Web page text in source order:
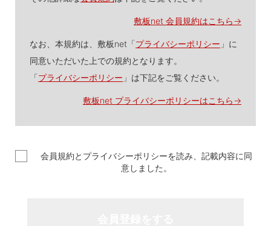
敷板net 会員規約はこちら→
なお、本規約は、敷板net「プライバシーポリシー 」に
同意いただいた上での規約となります。
「プライバシーポリシー 」は下記をご覧ください。
敷板net プライバシーポリシーはこちら→
会員規約とプライバシーポリシーを読み、記載内容に同
意しました。